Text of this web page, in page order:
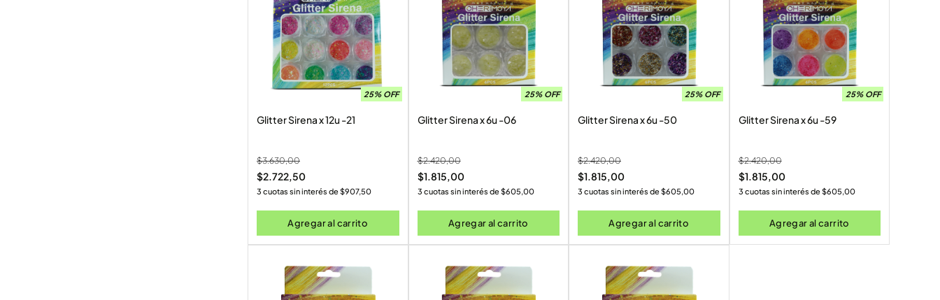
25% OFF
Glitter Sirena x 12u -21
$3.630,00
$2.722,50
3 cuotas sin interés de $907,50
Agregar al carrito
25% OFF
Glitter Sirena x 6u -06
$2.420,00
$1.815,00
3 cuotas sin interés de $605,00
Agregar al carrito
25% OFF
Glitter Sirena x 6u -50
$2.420,00
$1.815,00
3 cuotas sin interés de $605,00
Agregar al carrito
25% OFF
Glitter Sirena x 6u -59
$2.420,00
$1.815,00
3 cuotas sin interés de $605,00
Agregar al carrito